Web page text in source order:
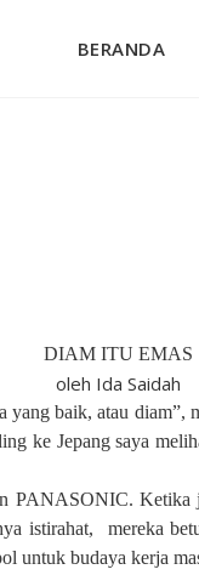
BERANDA
DIAM ITU EMAS
oleh Ida Saidah
baik, atau diam”,
ke Jepang saya
Ketika
istirahat,
mereka
untuk budaya kerja